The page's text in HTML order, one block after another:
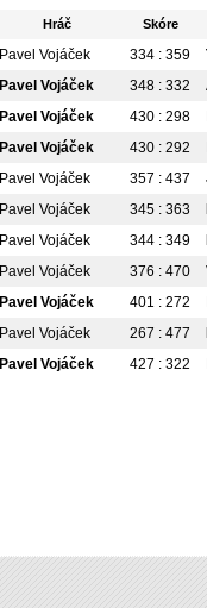
Hráč Skóre
Pavel Vojáček 334 : 359
Pavel Vojáček 348 : 332
Pavel Vojáček 430 : 298
Pavel Vojáček 430 : 292
Pavel Vojáček 357 : 437
Pavel Vojáček 345 : 363
Pavel Vojáček 344 : 349
Pavel Vojáček 376 : 470
Pavel Vojáček 401 : 272
Pavel Vojáček 267 : 477
Pavel Vojáček 427 : 322